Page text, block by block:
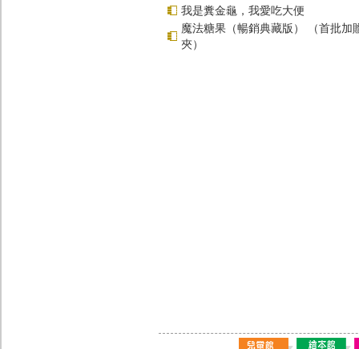
我是糞金龜，我愛吃大便
魔法糖果（暢銷典藏版） （首批加
夾）